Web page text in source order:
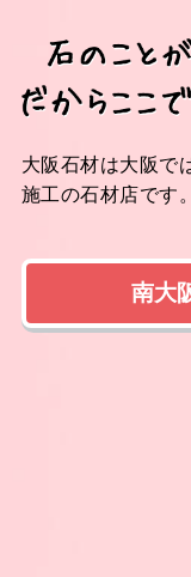
大阪石材は大阪で
施工の石材店です。
南大